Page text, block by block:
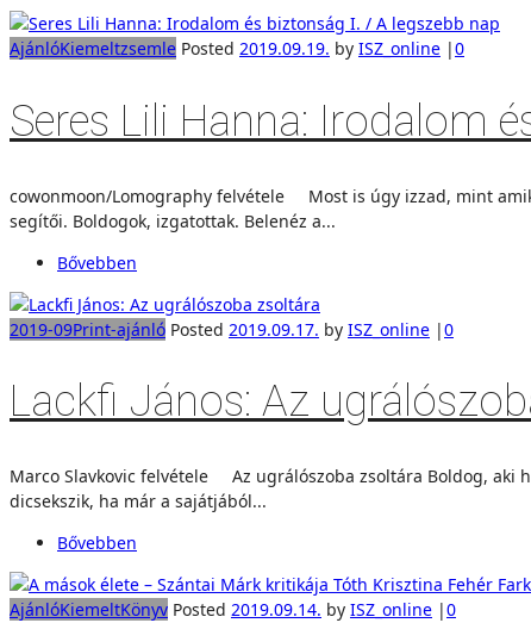
AjánlóKiemeltzsemle Posted 2019.09.19. by ISZ_online |0
Seres Lili Hanna: Irodalom
cowonmoon/Lomography felvétele Most is úgy izzad, mint
segítői. Boldogok, izgatottak. Belenéz a...
Bővebben
2019-09Print-ajánló Posted 2019.09.17. by ISZ_online |0
Lackfi János: Az
Marco Slavkovic felvétele Az ugrálószoba zsoltára Boldog, aki
dicsekszik, ha már a sajátjából...
Bővebben
AjánlóKiemeltKönyv Posted 2019.09.14. by ISZ_online |0